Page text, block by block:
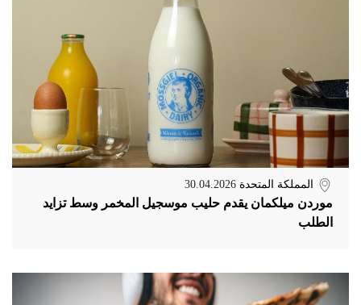
المملكة المتحدة 30.04.2026
موردن ميلكمان يقدم حليب موسجيل المخمر وسط تزايد
الطلب